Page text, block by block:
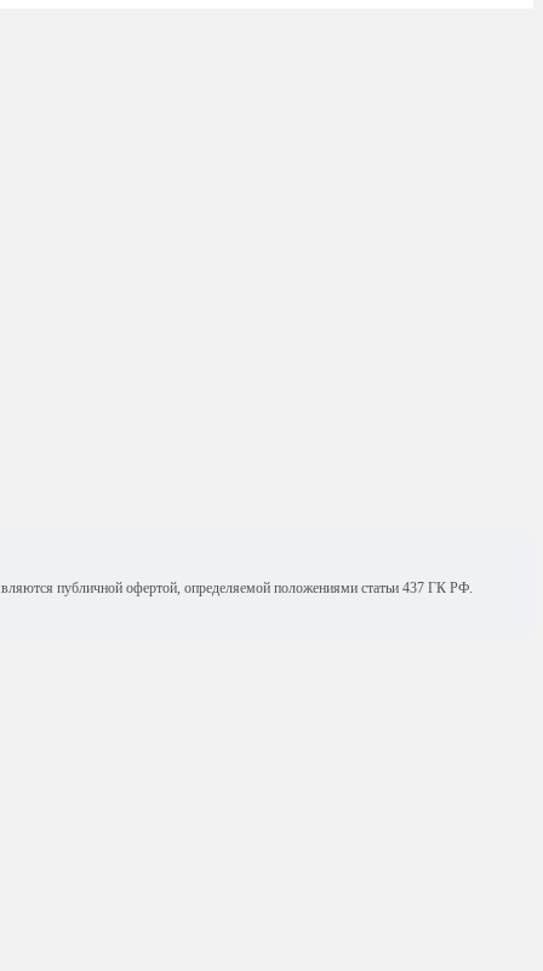
публичной офертой, определяемой положениями статьи 437 ГК РФ.